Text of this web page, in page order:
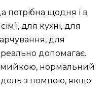
потрібна щодня і в
для кухні, для
для
допомагає.
мийкою, нормальний
з помпою, якщо